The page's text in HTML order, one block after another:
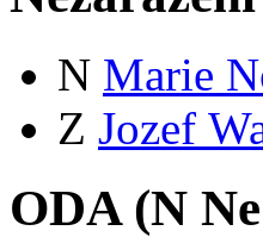
N Marie
Z Jozef
ODA (N